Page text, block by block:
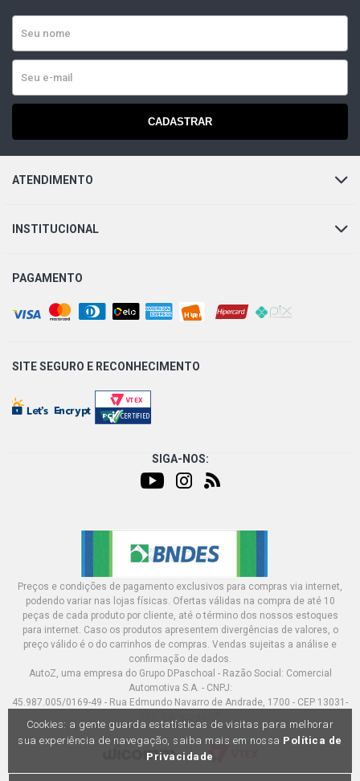
CADASTRAR
ATENDIMENTO
INSTITUCIONAL
PAGAMENTO
SITE SEGURO E RECONHECIMENTO
SIGA-NOS:
Preços e condições de pagamento exclusivos para compras via internet,
podendo variar nas lojas físicas. Ofertas válidas na compra de até 10
peças de cada produto por cliente, até o término dos nossos estoques
para internet. Caso os produtos apresentem divergências de valores, o
preço válido é o do carrinhos de compras. Vendas sujeitas a análise e
confirmação de dados.
AutoZ, uma empresa do Grupo DPaschoal - Razão Social: Comercial
Automotiva S.A. - CNPJ:
45.987.005/0169-49 - Rua Edmundo Navarro de Andrade, 1700 - CEP 13031-
Cookies: a gente guarda estatísticas de visitas para melhorar
sua experiência de navegação, saiba mais em nossa Política de
Privacidade